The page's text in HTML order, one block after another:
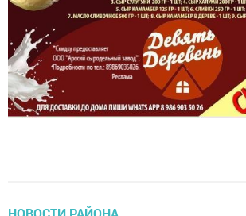
НОВОСТИ РАЙОНА